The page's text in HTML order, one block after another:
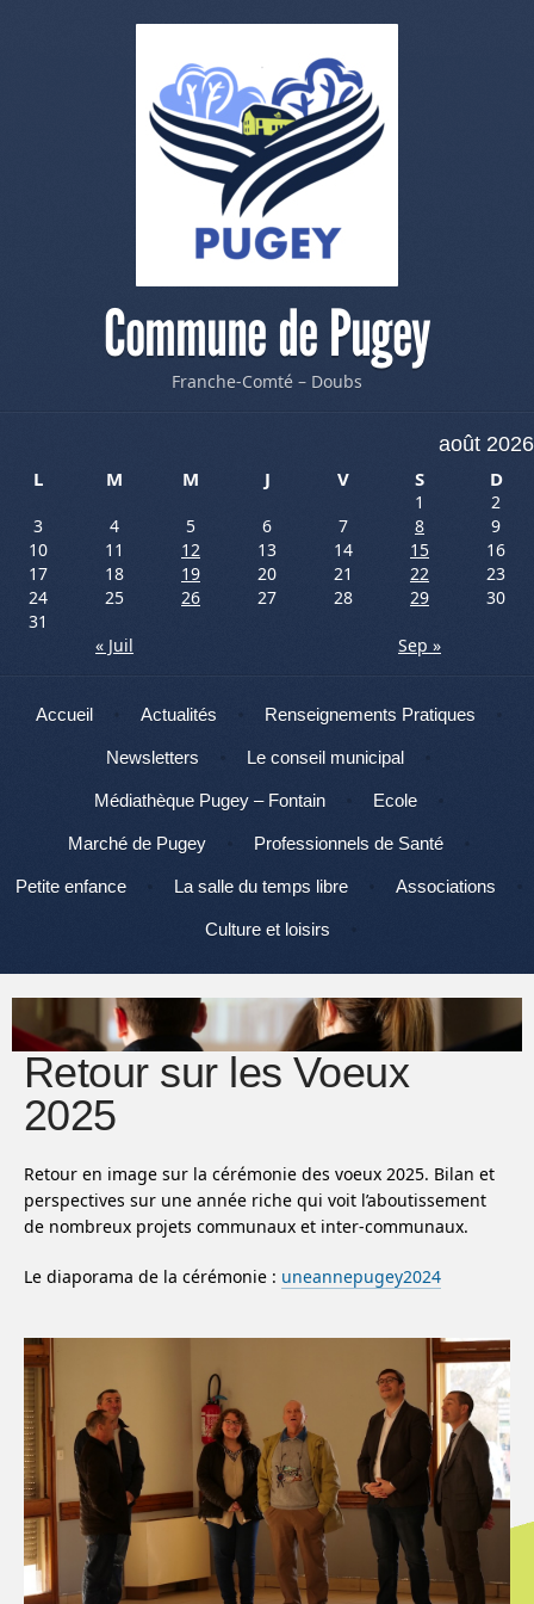
Commune de Pugey
Franche-Comté – Doubs
août 2026
L
M M J V S D
1
2
3
4 5 6 7 8
9
10
11 12 13 14 15
16
17
18 19 20 21 22
23
24
25 26 27 28 29
30
31
« Juil
Sep »
Menu
Aller au contenu
Accueil Actualités Renseignements Pratiques
Newsletters Le conseil municipal
Médiathèque Pugey – Fontain Ecole
Marché de Pugey Professionnels de Santé
Petite enfance La salle du temps libre Associations
Culture et loisirs
Retour sur les Voeux
2025
Retour en image sur la cérémonie des voeux 2025. Bilan et
perspectives sur une année riche qui voit l’aboutissement
de nombreux projets communaux et inter-communaux.
Le diaporama de la cérémonie : uneannepugey2024